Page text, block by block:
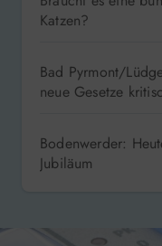
Katzen?
Bad Pyrmont/
neue Gesetze
Bodenwerder:
Jubiläum